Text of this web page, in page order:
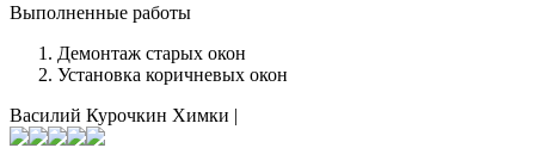
Выполненные работы
Демонтаж старых окон
Установка коричневых окон
Василий Курочкин Химки |